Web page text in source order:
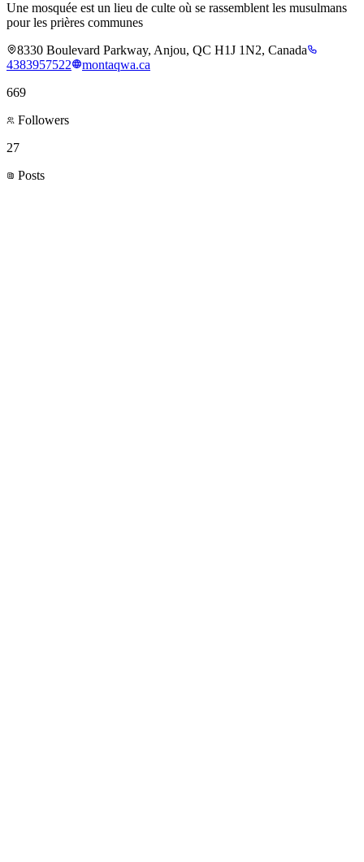
Une mosquée est un lieu de culte où se rassemblent les musulmans
pour les prières communes
8330 Boulevard Parkway, Anjou, QC H1J 1N2, Canada
4383957522
montaqwa.ca
669
Followers
27
Posts